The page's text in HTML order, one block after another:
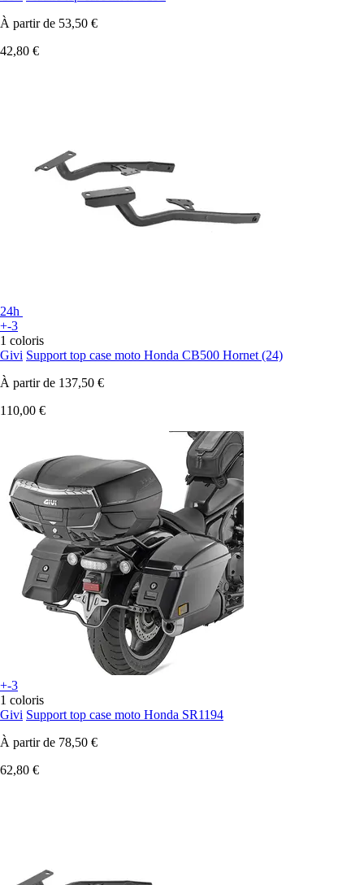
À partir de 53,50 €
42,80 €
24h
+-3
1 coloris
Givi Support top case moto Honda CB500 Hornet (24)
À partir de 137,50 €
110,00 €
+-3
1 coloris
Givi Support top case moto Honda SR1194
À partir de 78,50 €
62,80 €